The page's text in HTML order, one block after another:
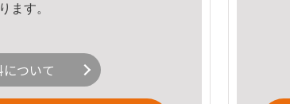
ます。
ついて